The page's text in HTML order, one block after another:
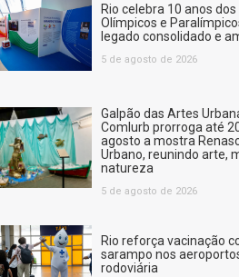
Rio celebra 10 anos
Olímpicos e
legado consolidado e
5 de agosto de 2026
Galpão das Artes
Comlurb prorroga até
agosto a mostra
Urbano, reunindo arte,
natureza
5 de agosto de 2026
Rio reforça vacinação
sarampo nos
rodoviária